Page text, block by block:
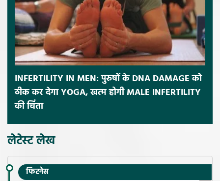
INFERTILITY IN MEN: पुरुषों के DNA DAMAGE को
ठीक कर देगा YOGA, खत्म होगी MALE INFERTILITY
की चिंता
लेटेस्ट लेख
फिटनेस